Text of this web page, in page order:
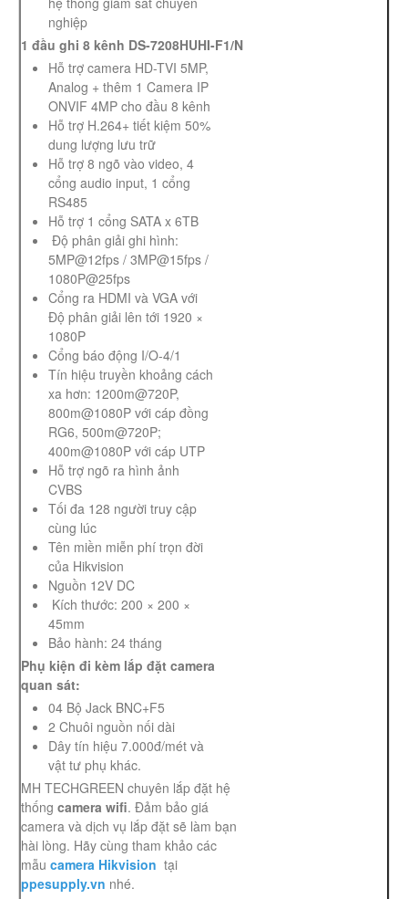
nghiệp
1 đầu ghi 8 kênh DS-7208HUHI-F1/N
Hỗ trợ camera HD-TVI 5MP,
Analog + thêm 1 Camera IP
ONVIF 4MP cho đầu 8 kênh
Hỗ trợ H.264+ tiết kiệm 50%
dung lượng lưu trữ
Hỗ trợ 8 ngõ vào video, 4
cổng audio input, 1 cổng
RS485
Hỗ trợ 1 cổng SATA x 6TB
Độ phân giải ghi hình:
5MP@12fps / 3MP@15fps /
1080P@25fps
Cổng ra HDMI và VGA với
Độ phân giải lên tới 1920 ×
1080P
Cổng báo động I/O-4/1
Tín hiệu truyền khoảng cách
xa hơn: 1200m@720P,
800m@1080P với cáp đồng
RG6, 500m@720P;
400m@1080P với cáp UTP
Hỗ trợ ngõ ra hình ảnh
CVBS
Tối đa 128 người truy cập
cùng lúc
Tên miền miễn phí trọn đời
của Hikvision
Nguồn 12V DC
Kích thước: 200 × 200 ×
45mm
Bảo hành: 24 tháng
Phụ kiện đi kèm lắp đặt camera
quan sát:
04 Bộ Jack BNC+F5
2 Chuôi nguồn nối dài
Dây tín hiệu 7.000đ/mét và
vật tư phụ khác.
MH TECHGREEN chuyên lắp đặt hệ
thống camera wifi. Đảm bảo giá
camera và dịch vụ lắp đặt sẽ làm bạn
hài lòng. Hãy cùng tham khảo các
mẫu camera Hikvision tại
ppesupply.vn nhé.